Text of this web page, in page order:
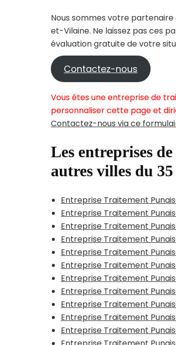
Nous sommes votre
et-Vilaine. Ne laissez pas ces
évaluation gratuite de votre
Contactez-nous
Vous êtes une entreprise de
personnaliser cette page et
Contactez-nous via ce
Les entreprises
autres villes du 35
Entreprise Traitement
Entreprise Traitement
Entreprise Traitement
Entreprise Traitement
Entreprise Traitement
Entreprise Traitement
Entreprise Traitement
Entreprise Traitement
Entreprise Traitement
Entreprise Traitement
Entreprise Traitement